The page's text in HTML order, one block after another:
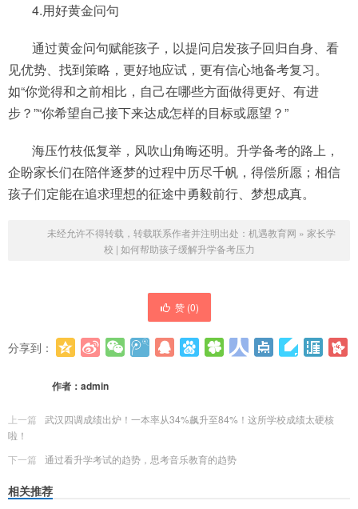
4.用好黄金问句
通过黄金问句赋能孩子，以提问启发孩子回归自身、看
见优势、找到策略，更好地应试，更有信心地备考复习。
如“你觉得和之前相比，自己在哪些方面做得更好、有进
步？”“你希望自己接下来达成怎样的目标或愿望？”
海压竹枝低复举，风吹山角晦还明。升学备考的路上，
企盼家长们在陪伴逐梦的过程中历尽千帆，得偿所愿；相信
孩子们定能在追求理想的征途中勇毅前行、梦想成真。
未经允许不得转载，转载联系作者并注明出处： 机遇教育网 » 家长学
校 | 如何帮助孩子缓解升学备考压力
赞 (0)
分享到：
作者： admin
上一篇
武汉四调成绩出炉！一本率从34%飙升至84%！这所学校成绩太硬核
啦！
下一篇
通过看升学考试的趋势，思考音乐教育的趋势
相关推荐